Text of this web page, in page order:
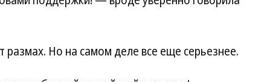
Но на самом деле все еще серьезнее.